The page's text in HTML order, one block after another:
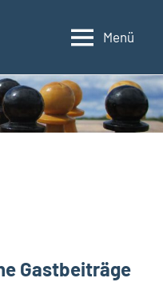
Menü
Gastbeiträge